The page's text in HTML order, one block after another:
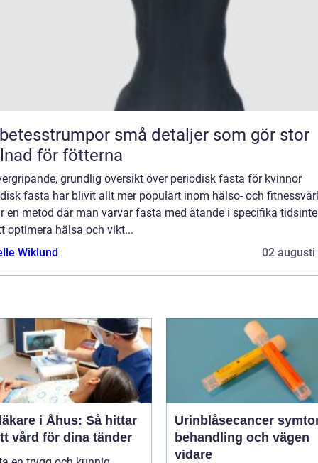
små detaljer som gör stor
för fötterna
grundlig översikt över periodisk fasta för kvinnor
fasta har blivit allt mer populärt inom hälso- och
en metod där man varvar fasta med ätande i specifika
optimera hälsa och vikt...
Wiklund
02 augusti
i Åhus: Så hittar
vård för dina tänder
Urinblåsecancer symtom,
behandling och vägen
vidare